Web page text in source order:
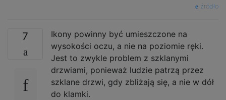
źródło
7
Ikony powinny być umieszczone na
wysokości oczu, a nie na poziomie ręki.
Jest to zwykle problem z szklanymi
drzwiami, ponieważ ludzie patrzą przez
szklane drzwi, gdy zbliżają się, a nie w dół
do klamki.